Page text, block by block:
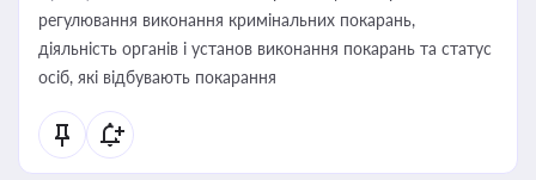
регулювання виконання кримінальних покарань,
діяльність органів і установ виконання покарань та статус
осіб, які відбувають покарання